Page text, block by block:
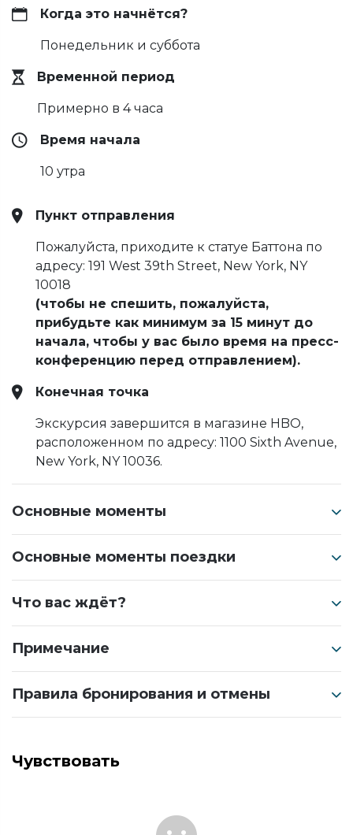
Когда это начнётся?
Понедельник и суббота
Временной период
Примерно в 4 часа
Время начала
10 утра
Пункт отправления
Пожалуйста, приходите к статуе Баттона по
адресу: 191 West 39th Street, New York, NY
10018
(чтобы не спешить, пожалуйста,
прибудьте как минимум за 15 минут до
начала, чтобы у вас было время на пресс-
конференцию перед отправлением).
Конечная точка
Экскурсия завершится в магазине HBO,
расположенном по адресу: 1100 Sixth Avenue,
New York, NY 10036.
Основные моменты
Основные моменты поездки
Что вас ждёт?
Примечание
Правила бронирования и отмены
Чувствовать